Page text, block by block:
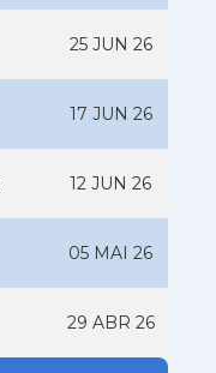
25 JUN 26
17 JUN 26
12 JUN 26
05 MAI 26
29 ABR 26